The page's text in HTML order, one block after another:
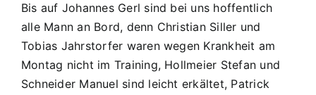
Bis auf Johannes Gerl sind bei uns hoffentlich
alle Mann an Bord, denn Christian Siller und
Tobias Jahrstorfer waren wegen Krankheit am
Montag nicht im Training, Hollmeier Stefan und
Schneider Manuel sind leicht erkältet, Patrick